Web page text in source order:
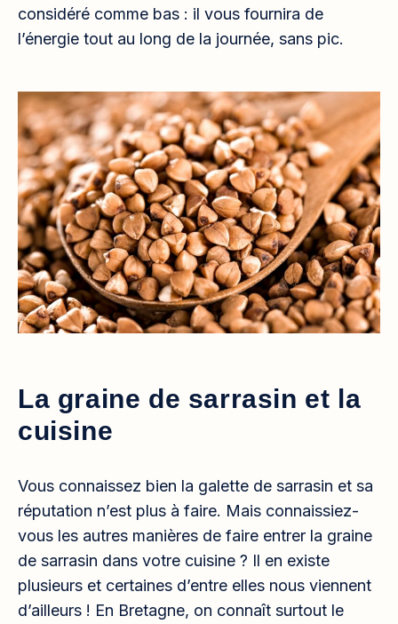
considéré comme bas : il vous fournira de
l’énergie tout au long de la journée, sans pic.
La graine de sarrasin et la
cuisine
Vous connaissez bien la galette de sarrasin et sa
réputation n’est plus à faire. Mais connaissiez-
vous les autres manières de faire entrer la graine
de sarrasin dans votre cuisine ? Il en existe
plusieurs et certaines d’entre elles nous viennent
d’ailleurs ! En Bretagne, on connaît surtout le